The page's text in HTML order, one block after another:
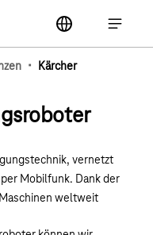
label
· Kärcher
vernetzt
Mobilfunk. Dank der
weltweit